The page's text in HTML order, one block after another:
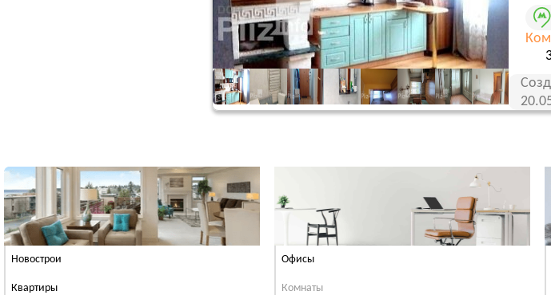
Новострои
Квартиры
Офисы
Комнаты